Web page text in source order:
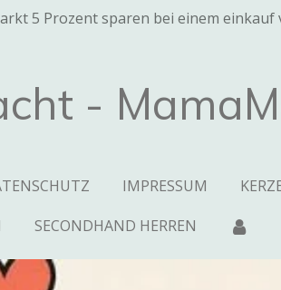
5 Prozent sparen bei einem einkauf
-
IMPRESSUM
SECONDHAND HERREN